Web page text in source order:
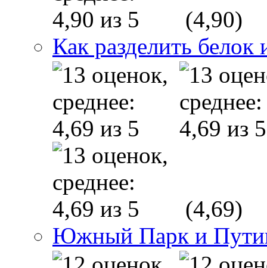
(4,90)
Как разделить белок
(4,69)
Южный Парк и